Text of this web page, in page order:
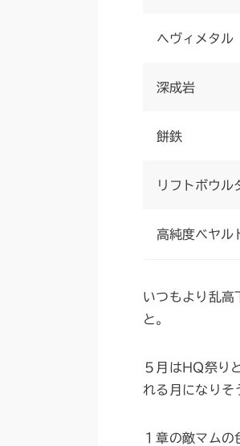
ヘヴィメタル
深成岩
餅鉄
リフトボウル
高純度ベヤル
いつもより乱高
と。
５月はHQ祭り
れる月になりそ
１章の敵マム